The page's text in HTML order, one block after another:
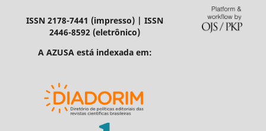
ISSN 2178-7441 (impresso) | ISSN
2446-8592 (eletrônico)
A AZUSA está indexada em: